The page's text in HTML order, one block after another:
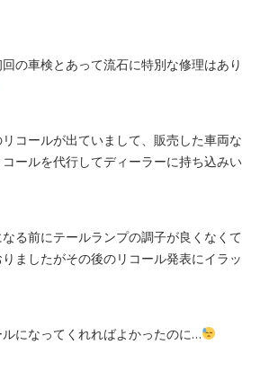
の車検とあって流石に特別な修理はあり
コールが出ていまして、販売した車両な
ールを代行してディーラーに持ち込みい
る前にテールランプの調子が良くなくて
ましたがその後のリコール発表にイラッ
になってくれればよかったのに…